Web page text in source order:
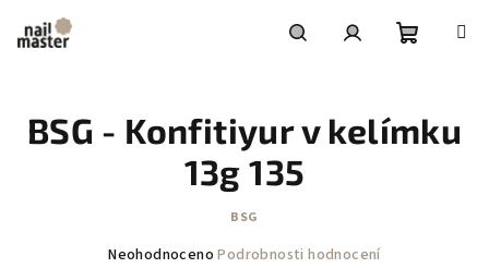
obsah
košík
BSG - Konfitiyur v kelímku
13g 135
BSG
Průměrné
Neohodnoceno Podrobnosti hodnocení